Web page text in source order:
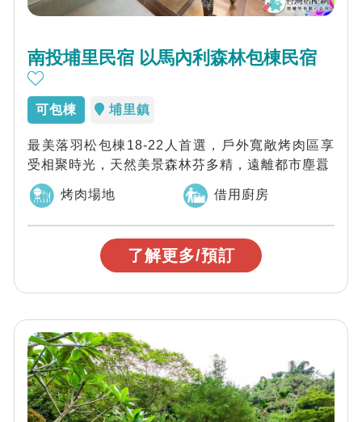
南投埔里民宿 以馬內利森林包棟民宿
可包棟 埔里鎮
最美落羽松包棟18-22人首選，戶外寬敞烤肉區享
受相聚時光，天然美景森林芬多精，遠離都市塵囂
烤肉場地 借用廚房
了解更多/預訂